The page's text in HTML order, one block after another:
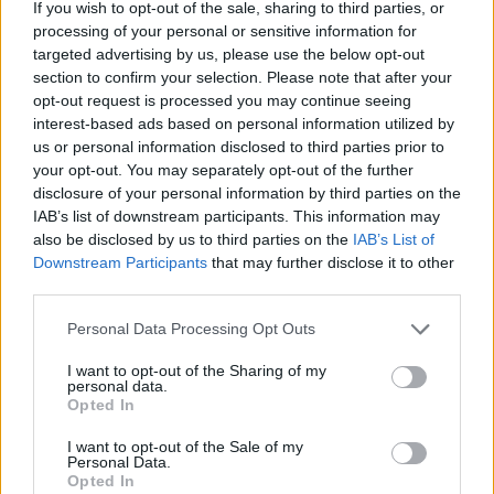
If you wish to opt-out of the sale, sharing to third parties, or
processing of your personal or sensitive information for
targeted advertising by us, please use the below opt-out
section to confirm your selection. Please note that after your
opt-out request is processed you may continue seeing
interest-based ads based on personal information utilized by
us or personal information disclosed to third parties prior to
your opt-out. You may separately opt-out of the further
disclosure of your personal information by third parties on the
IAB’s list of downstream participants. This information may
also be disclosed by us to third parties on the IAB’s List of
Downstream Participants that may further disclose it to other
Personal Data Processing Opt Outs
I want to opt-out of the Sharing of my
personal data.
Opted In
I want to opt-out of the Sale of my
Personal Data.
Opted In
Wellbutrin XR (646)
Verslavingsziekten
Metformine (620)
Diabetes (suikerziekte) - orale middelen
Implanon (hormoonimplantaat) (584)
Anticonceptie - overig
Lexapro (509)
Depressie - antidepressiva SSRI
Concerta (503)
ADHD - psychostimulantia
Bloeddruk - calciumantagonisten
Amoxicilline / Clavulaanzuur (486)
Antibiotica - penicillines breedspectrum
Dexamfetamine (446)